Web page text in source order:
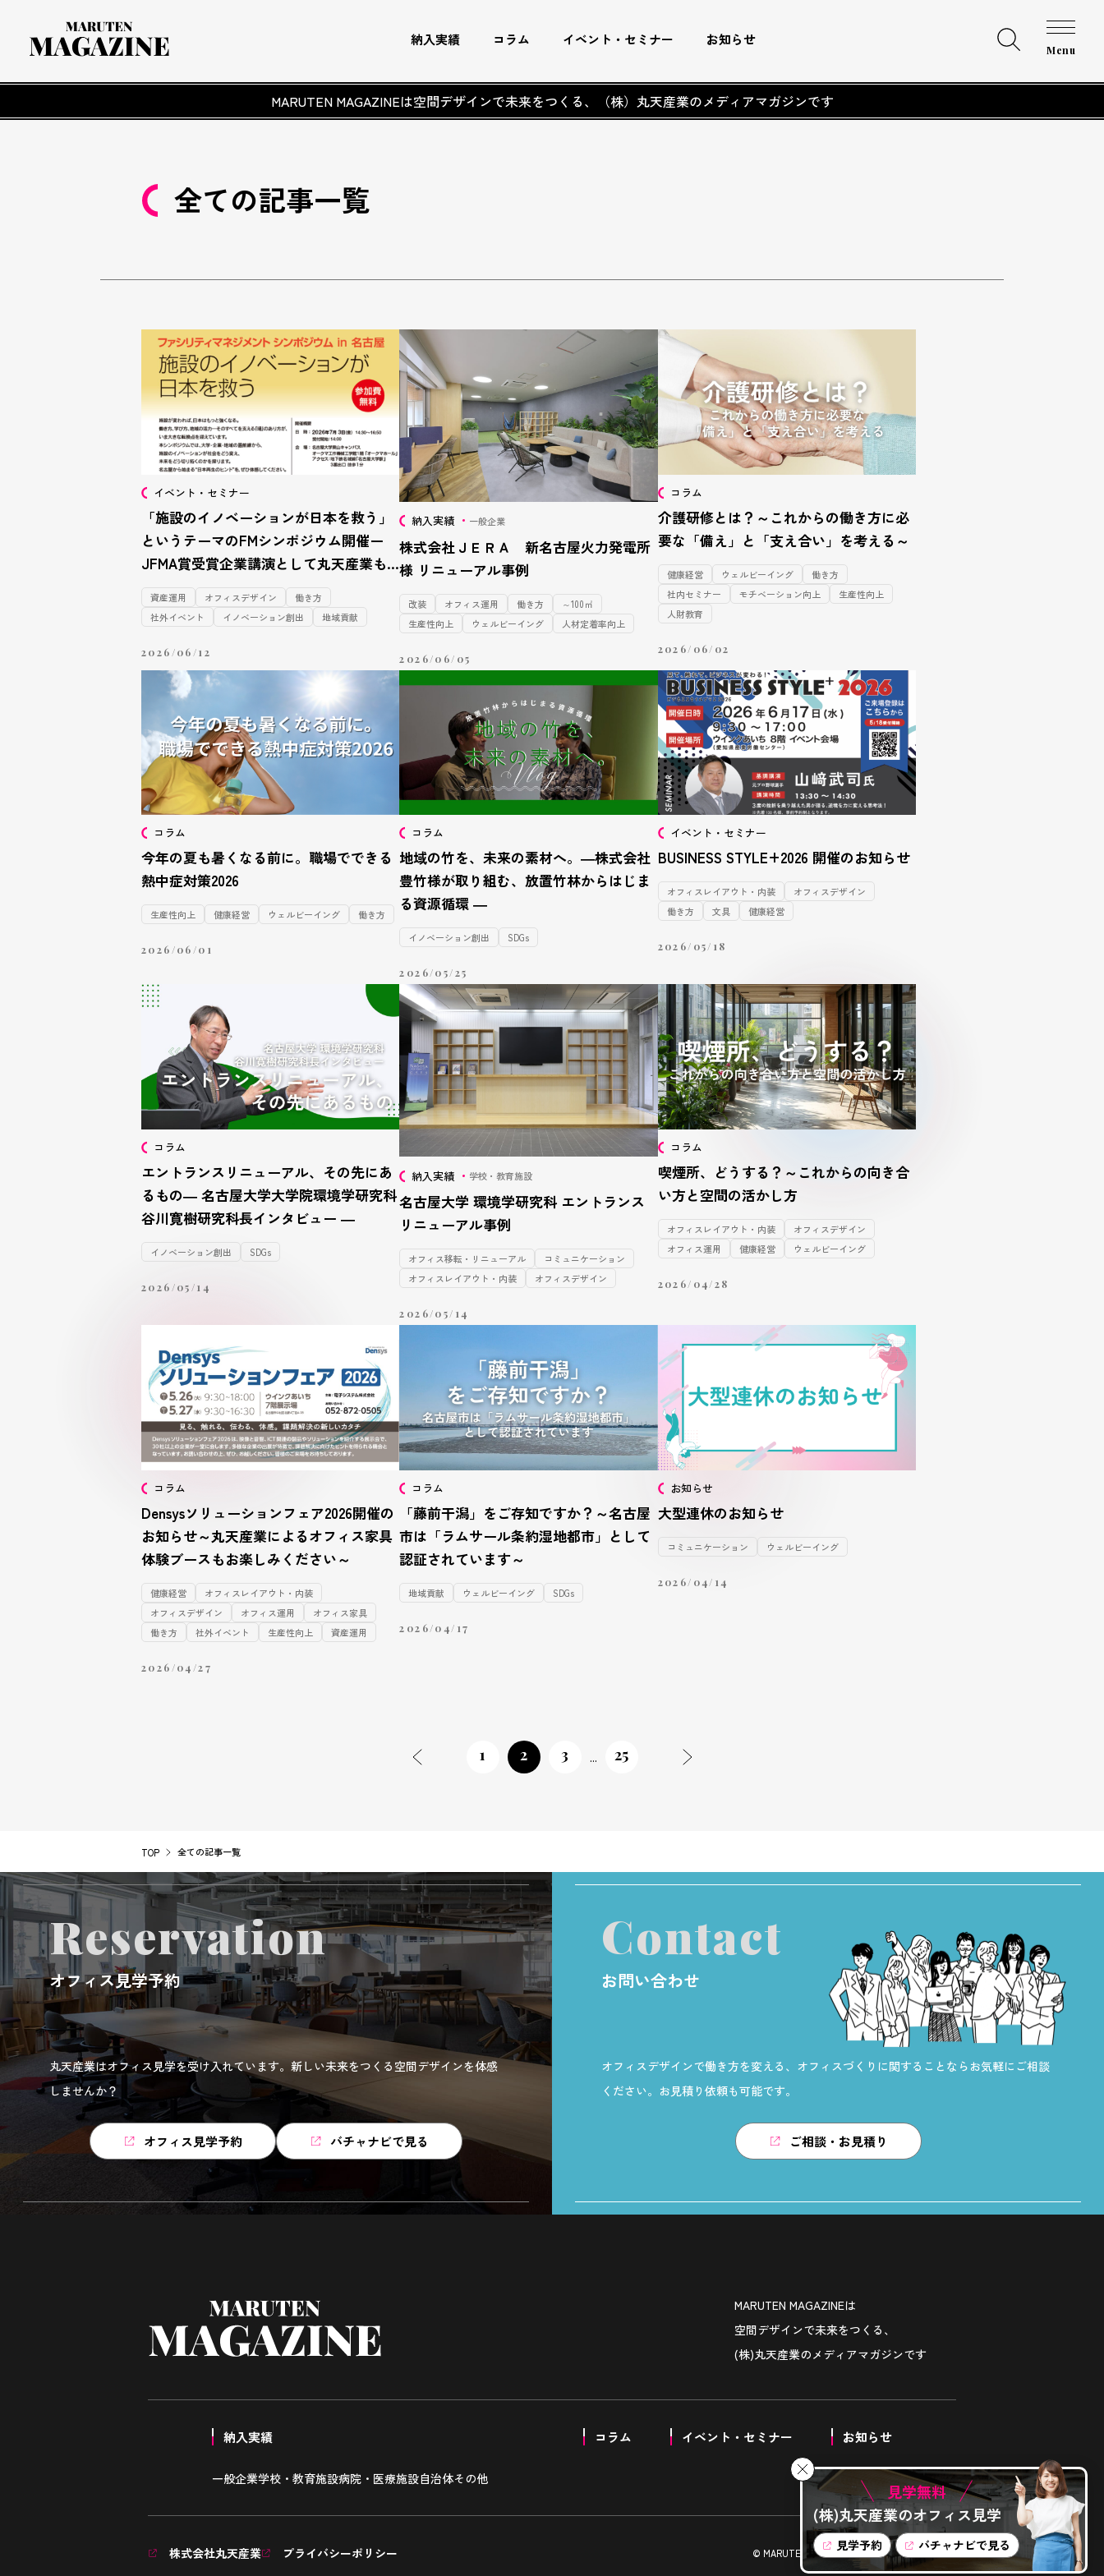
納入実績 コラム イベント・セミナー お知らせ
Menu
MARUTEN MAGAZINEは空間デザインで未来をつくる、 （株）丸天産業のメディアマガジンです
全ての記事一覧
イベント・セミナー
「施設のイノベーションが日本を救う」
というテーマのFMシンポジウム開催ー
JFMA賞受賞企業講演として丸天産業も
資産運用 オフィスデザイン
働き方
社外イベント
イノベーション創出 地域貢献
2026/06/12
納入実績 一般企業
株式会社ＪＥＲＡ 新名古屋火力発電所
様 リニューアル事例
改装 オフィス運用 働き方
～100㎡
生産性向上
ウェルビーイング 人材定着率向上
2026/06/05
コラム
介護研修とは？～これからの働き方に必
要な「備え」と「支え合い」を考える～
健康経営 ウェルビーイング
働き方
社内セミナー
モチベーション向上
生産性向上
人財教育
2026/06/02
コラム
今年の夏も暑くなる前に。職場でできる
熱中症対策2026
生産性向上 健康経営 ウェルビーイング 働き方
2026/06/01
コラム
地域の竹を、未来の素材へ。―株式会社
豊竹様が取り組む、放置竹林からはじま
る資源循環 ―
イノベーション創出 SDGs
2026/05/25
イベント・セミナー
BUSINESS STYLE+2026 開催のお知らせ
オフィスレイアウト・内装
オフィスデザイン
働き方
文具 健康経営
2026/05/18
コラム
エントランスリニューアル、その先にあ
るもの― 名古屋大学大学院環境学研究科
谷川寛樹研究科長インタビュー ―
イノベーション創出 SDGs
2026/05/14
納入実績 学校・教育施設
名古屋大学 環境学研究科 エントランス
リニューアル事例
オフィス移転・リニューアル
コミュニケーション
オフィスレイアウト・内装
オフィスデザイン
2026/05/14
コラム
喫煙所、どうする？～これからの向き合
い方と空間の活かし方
オフィスレイアウト・内装
オフィスデザイン
オフィス運用
健康経営 ウェルビーイング
2026/04/28
コラム
Densysソリューションフェア2026開催の
お知らせ～丸天産業によるオフィス家具
体験ブースもお楽しみください～
健康経営
オフィスレイアウト・内装
オフィスデザイン
オフィス運用
オフィス家具
働き方
社外イベント 生産性向上 資産運用
2026/04/27
コラム
「藤前干潟」をご存知ですか？～名古屋
市は「ラムサール条約湿地都市」として
認証されています～
地域貢献 ウェルビーイング SDGs
2026/04/17
お知らせ
大型連休のお知らせ
コミュニケーション ウェルビーイング
2026/04/14
1 2 3 ... 25
TOP 全ての記事一覧
Reservation
オフィス見学予約
丸天産業はオフィス見学を受け入れています。新しい未来をつくる空間デザインを体感
しませんか？
オフィス見学予約 バチャナビで見る
Contact
お問い合わせ
オフィスデザインで働き方を変える、オフィスづくりに関することならお気軽にご相談
ください。お見積り依頼も可能です。
ご相談・お見積り
見学無料
(株)丸天産業のオフィス見学
見学予約 バチャナビで見る
MARUTEN MAGAZINEは
空間デザインで未来をつくる、
(株)丸天産業のメディアマガジンです
納入実績
一般企業学校・教育施設病院・医療施設自治体その他
コラム イベント・セミナー お知らせ
株式会社丸天産業 プライバシーポリシー © MARUTEN SANGYO Co., Ltd. All Right Reseved.